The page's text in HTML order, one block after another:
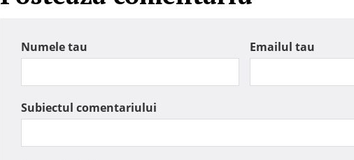
Numele tau Emailul tau
Subiectul comentariului